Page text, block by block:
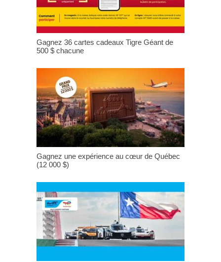
Gagnez 36 cartes cadeaux Tigre Géant de
500 $ chacune
Gagnez une expérience au cœur de Québec
(12 000 $)